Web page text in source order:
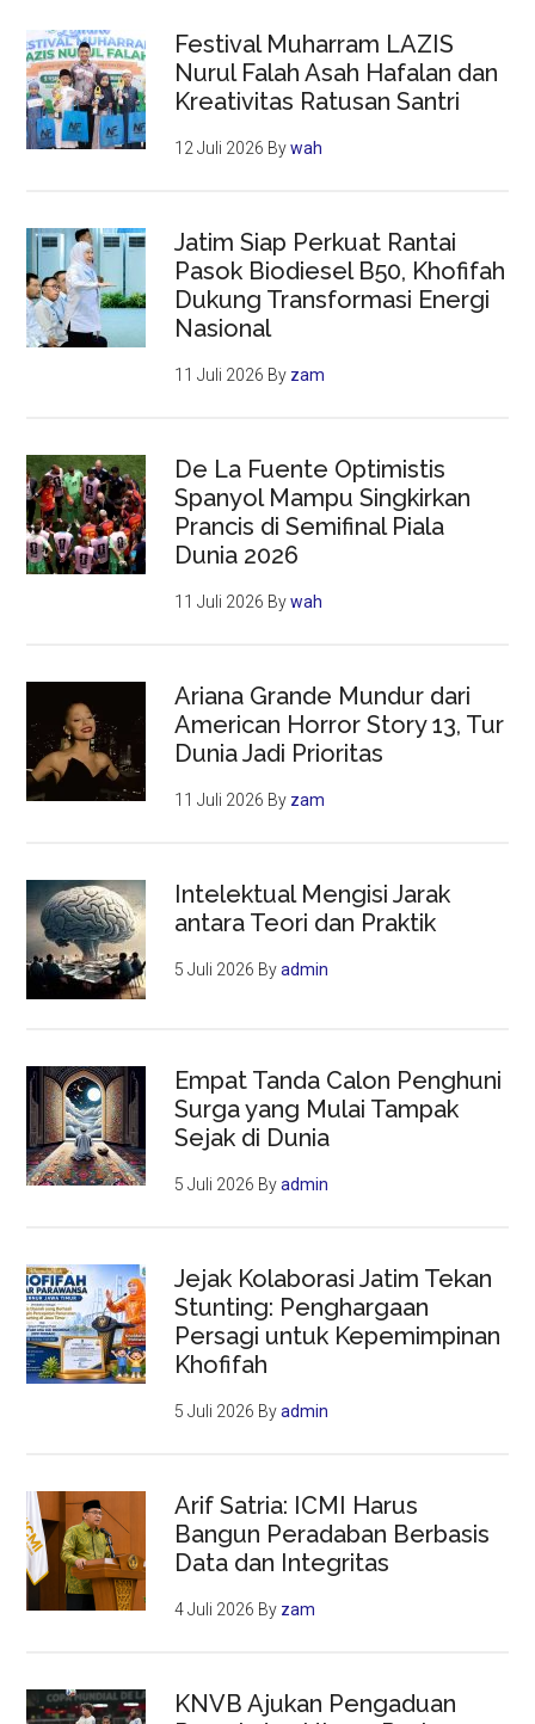
Festival Muharram LAZIS
Nurul Falah Asah Hafalan dan
Kreativitas Ratusan Santri
12 Juli 2026 Bywah
Jatim Siap Perkuat Rantai
Pasok Biodiesel B50, Khofifah
Dukung Transformasi Energi
Nasional
11 Juli 2026 By zam
De La Fuente Optimistis
Spanyol Mampu Singkirkan
Prancis di Semifinal Piala
Dunia 2026
11 Juli 2026 Bywah
Ariana Grande Mundur dari
American Horror Story 13, Tur
Dunia Jadi Prioritas
11 Juli 2026 By zam
Intelektual Mengisi Jarak
antara Teori dan Praktik
5 Juli 2026 Byadmin
Empat Tanda Calon Penghuni
Surga yang Mulai Tampak
Sejak di Dunia
5 Juli 2026 Byadmin
Jejak Kolaborasi Jatim Tekan
Stunting: Penghargaan
Persagi untuk Kepemimpinan
Khofifah
5 Juli 2026 Byadmin
Arif Satria: ICMI Harus
Bangun Peradaban Berbasis
Data dan Integritas
4 Juli 2026 By zam
KNVB Ajukan Pengaduan